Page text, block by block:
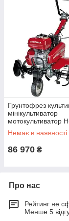
Грунтофрез
мінікультиватор
мотокультиватор
(Хонда) FJ500
Немає в наявності
86 970 ₴
Про нас
Рейтинг не
Менше 5